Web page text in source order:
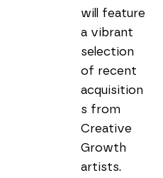
will feature
a vibrant
selection
of recent
acquisition
s from
Creative
Growth
artists.